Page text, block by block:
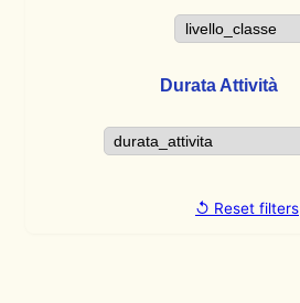
Durata Attività
↺ Reset filters